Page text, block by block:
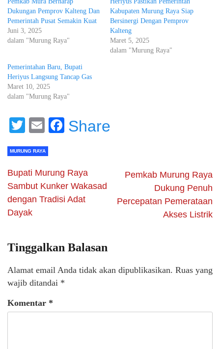
Dukungan Pemprov Kalteng Dan
Pemerintah Pusat Semakin Kuat
Juni 3, 2025
dalam "Murung Raya"
Kabupaten Murung Raya Siap
Bersinergi Dengan Pemprov
Kalteng
Maret 5, 2025
dalam "Murung Raya"
Pemerintahan Baru, Bupati
Heriyus Langsung Tancap Gas
Maret 10, 2025
dalam "Murung Raya"
Twitter
EmailFacebook
Share
MURUNG RAYA
Bupati Murung Raya
Sambut Kunker Wakasad
dengan Tradisi Adat
Dayak
Pemkab Murung Raya
Dukung Penuh
Percepatan Pemerataan
Akses Listrik
Tinggalkan Balasan
Alamat email Anda tidak akan dipublikasikan. Ruas yang
wajib ditandai *
Komentar *